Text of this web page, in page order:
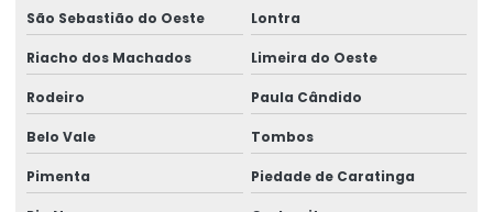
São Sebastião do Oeste Lontra
Riacho dos Machados Limeira do Oeste
Rodeiro Paula Cândido
Belo Vale Tombos
Pimenta Piedade de Caratinga